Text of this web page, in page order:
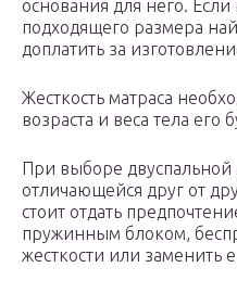
основания для него.
подходящего размера
доплатить за
Жесткость матраса
возраста и веса тела его
При выборе
отличающейся друг от
стоит отдать
пружинным блоком,
жесткости или заменить